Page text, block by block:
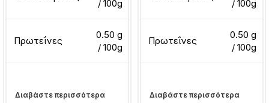
/ 100g
Πρωτεΐνες
0.50 g
/ 100g
Διαβάστε περισσότερα
/ 100g
Πρωτεΐνες
0.50 g
/ 100g
Διαβάστε περισσότερα